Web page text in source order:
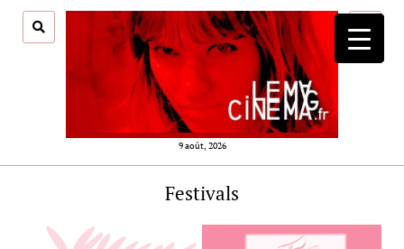
9 août, 2026
menu
Festivals